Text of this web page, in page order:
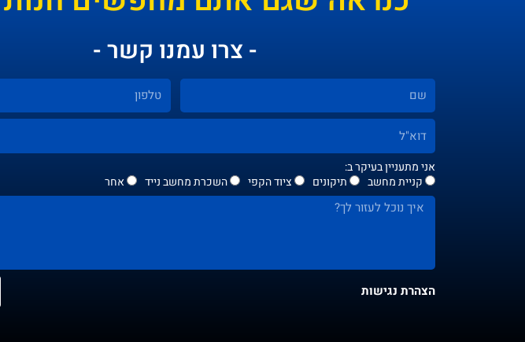
- צרו עמנו קשר -
אני מתעניין בעיקר ב:
קניית מחשב
תיקונים ציוד הקפי השכרת מחשב נייד אחר
הצהרת נגישות